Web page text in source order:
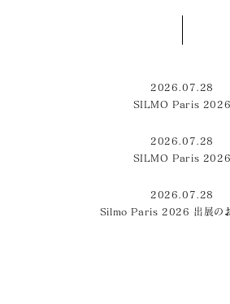
2026.07.28
SILMO Paris 2026
2026.07.28
SILMO Paris 2026
2026.07.28
Silmo Paris 2026 出展の